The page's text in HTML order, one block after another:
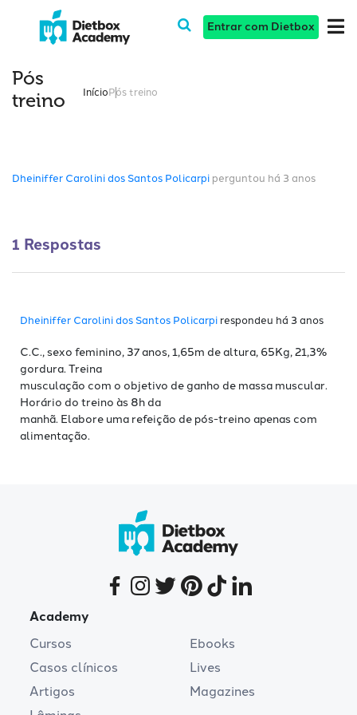
Entrar com Dietbox
Pós
treino
InícioPós treino
Dheiniffer Carolini dos Santos Policarpi perguntou há 3 anos
1 Respostas
Dheiniffer Carolini dos Santos Policarpi respondeu há 3 anos
C.C., sexo feminino, 37 anos, 1,65m de altura, 65Kg, 21,3%
gordura. Treina
musculação com o objetivo de ganho de massa muscular.
Horário do treino às 8h da
manhã. Elabore uma refeição de pós-treino apenas com
alimentação.
Academy
Cursos
Casos clínicos
Artigos
Ebooks
Lives
Magazines